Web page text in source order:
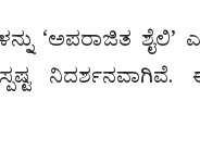
‘ಅಪರಾಜಿತ
ನಿದರ್ಶನವಾಗಿವೆ. ಈ